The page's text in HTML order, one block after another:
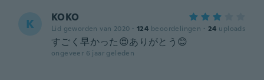
K KOKO
Lid geworden van 2020 · 124 beoordelingen · 24 uploads
すごく早かった😍ありがとう😊
ongeveer 6 jaar geleden